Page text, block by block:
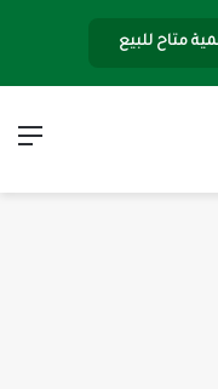
متاح للبيع